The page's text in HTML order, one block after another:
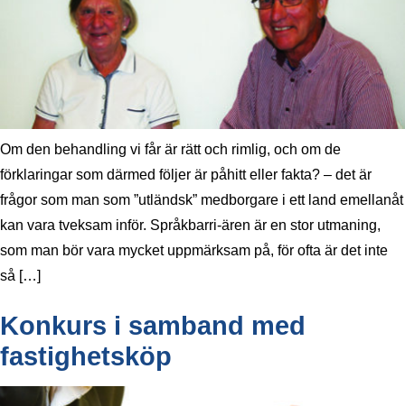
Om den behandling vi får är rätt och rimlig, och om de
förklaringar som därmed följer är påhitt eller fakta? – det är
frågor som man som ”utländsk” medborgare i ett land emellanåt
kan vara tveksam inför. Språkbarri-ären är en stor utmaning,
som man bör vara mycket uppmärksam på, för ofta är det inte
så […]
Konkurs i samband med
fastighetsköp